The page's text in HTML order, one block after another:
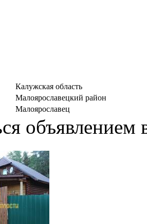
Калужская область
Малоярославецкий район
Малоярославец
объявлением